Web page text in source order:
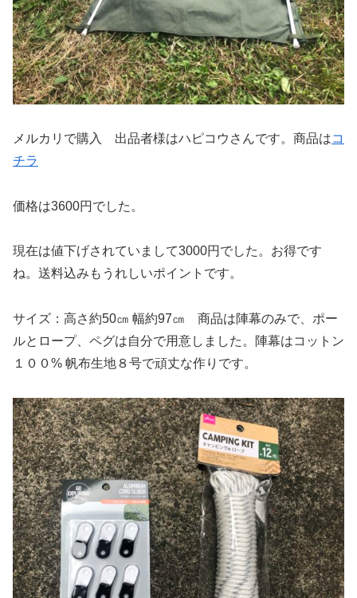
メルカリで購入 出品者様はハピコウさんです。商品はコ
チラ
価格は3600円でした。
現在は値下げされていまして3000円でした。お得です
ね。送料込みもうれしいポイントです。
サイズ：高さ約50㎝ 幅約97㎝ 商品は陣幕のみで、ポー
ルとロープ、ペグは自分で用意しました。陣幕はコットン
１００% 帆布生地８号で頑丈な作りです。